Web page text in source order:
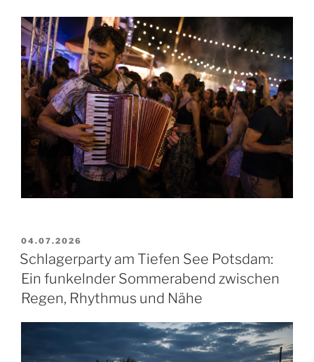
VERÖFFENTLICHT
AM
04.07.2026
Schlagerparty am Tiefen See Potsdam:
Ein funkelnder Sommerabend zwischen
Regen, Rhythmus und Nähe